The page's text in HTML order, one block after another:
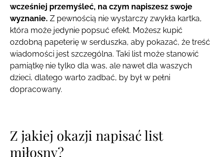
wcześniej przemyśleć, na czym napiszesz swoje
wyznanie. Z pewnością nie wystarczy zwykła kartka,
która może jedynie popsuć efekt. Możesz kupić
ozdobną papeterię w serduszka, aby pokazać, że treść
wiadomości jest szczególna. Taki list może stanowić
pamiątkę nie tylko dla was, ale nawet dla waszych
dzieci, dlatego warto zadbać, by był w pełni
dopracowany.
Z jakiej okazji napisać list
miłosny?